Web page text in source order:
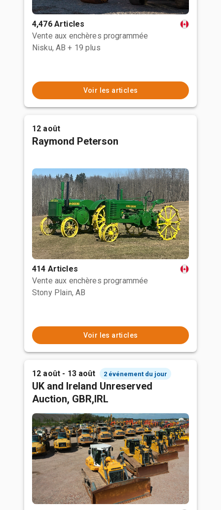
4,476 Articles
Vente aux enchères programmée
Nisku, AB + 19 plus
Voir les articles
12 août
Raymond Peterson
414 Articles
Vente aux enchères programmée
Stony Plain, AB
Voir les articles
12 août - 13 août 2 événement du jour
UK and Ireland Unreserved
Auction, GBR,IRL